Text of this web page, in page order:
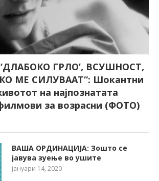
ГРЛО’, ВСУШНОСТ,
МЕ СИЛУВААТ“: Шокантни
на најпознатата
за возрасни (ФОТО)
ВАША ОРДИНАЦИЈА: Зошто се
јавува зуење во ушите
јануари 14, 2020